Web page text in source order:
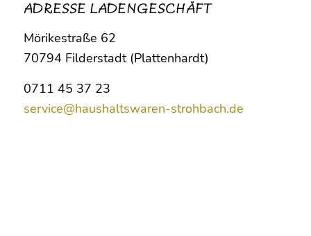
ADRESSE LADENGESCHÄFT
Mörikestraße 62
70794 Filderstadt (Plattenhardt)
0711 45 37 23
service@haushaltswaren-strohbach.de